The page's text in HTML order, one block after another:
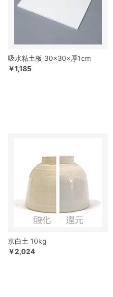
吸水粘土板 30×30×厚1cm
￥1,185
京白土 10kg
￥2,024